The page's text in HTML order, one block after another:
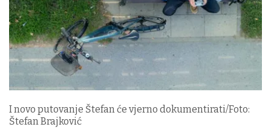
I novo putovanje Štefan će vjerno dokumentirati/Foto:
Štefan Brajković